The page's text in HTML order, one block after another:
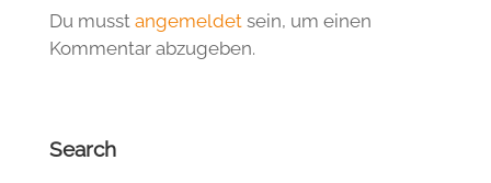
Du musst angemeldetsein, um einen
Kommentar abzugeben.
Search